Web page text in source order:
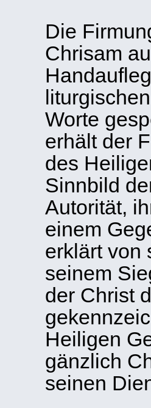
Die
Chrisam
Worte
erhält der
des
Sinnbild
Autorität,
einem
erklärt von
seinem
der Christ
Heiligen
gänzlich
seinen